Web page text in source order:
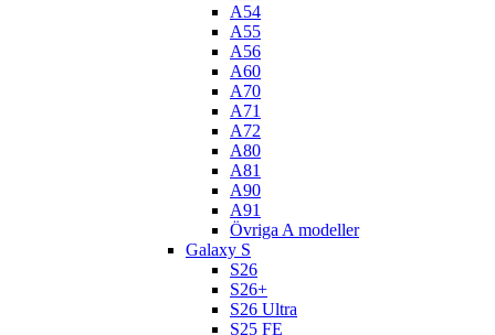
A54
A55
A56
A60
A70
A71
A72
A80
A81
A90
A91
Övriga A modeller
Galaxy S
S26
S26+
S26 Ultra
S25 FE